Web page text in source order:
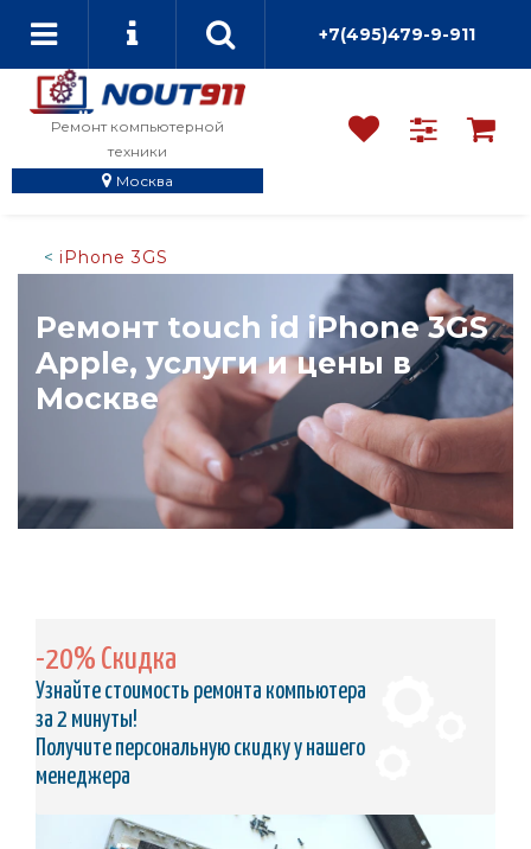
+7(495)479-9-911
Ремонт компьютерной
техники
Москва
iPhone 3GS
Ремонт touch id iPhone 3GS
Apple, услуги и цены в
Москве
-20% Скидка
Узнайте стоимость ремонта компьютера
за 2 минуты!
Получите персональную скидку у нашего
менеджера